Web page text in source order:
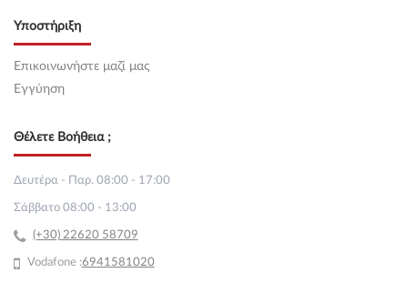
Υποστήριξη
Επικοινωνήστε μαζί μας
Εγγύηση
Θέλετε Βοήθεια ;
Δευτέρα - Παρ. 08:00 - 17:00
Σάββατο 08:00 - 13:00
(+30) 22620 58709
Vodafone :6941581020